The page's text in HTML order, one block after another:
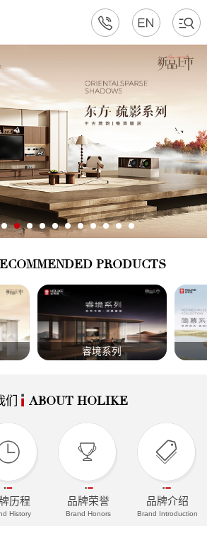
PRODUCTS
睿境系列
们 ABOUT HOLIKE
历程
History
品牌荣誉
Brand Honors
品牌介绍
Brand Introduction